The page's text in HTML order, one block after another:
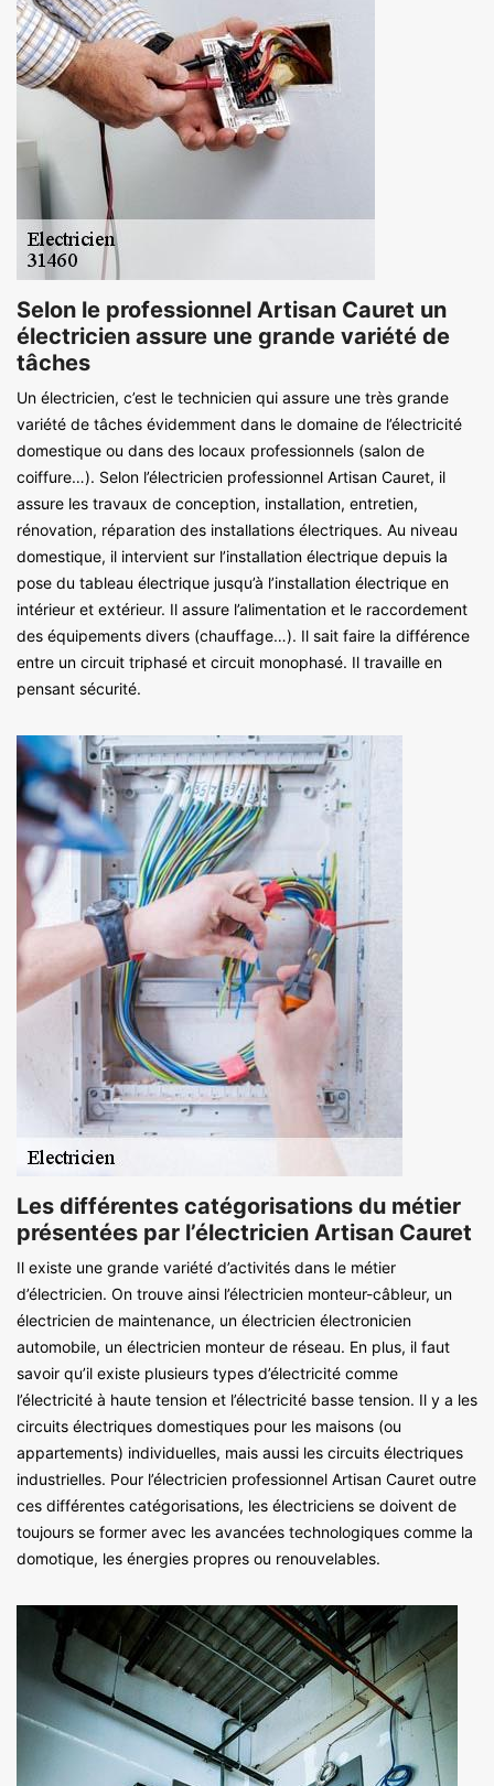
Selon le professionnel Artisan Cauret un
électricien assure une grande variété de
tâches
Un électricien, c’est le technicien qui assure une très grande
variété de tâches évidemment dans le domaine de l’électricité
domestique ou dans des locaux professionnels (salon de
coiffure…). Selon l’électricien professionnel Artisan Cauret, il
assure les travaux de conception, installation, entretien,
rénovation, réparation des installations électriques. Au niveau
domestique, il intervient sur l’installation électrique depuis la
pose du tableau électrique jusqu’à l’installation électrique en
intérieur et extérieur. Il assure l’alimentation et le raccordement
des équipements divers (chauffage…). Il sait faire la différence
entre un circuit triphasé et circuit monophasé. Il travaille en
pensant sécurité.
Les différentes catégorisations du métier
présentées par l’électricien Artisan Cauret
Il existe une grande variété d’activités dans le métier
d’électricien. On trouve ainsi l’électricien monteur-câbleur, un
électricien de maintenance, un électricien électronicien
automobile, un électricien monteur de réseau. En plus, il faut
savoir qu’il existe plusieurs types d’électricité comme
l’électricité à haute tension et l’électricité basse tension. Il y a les
circuits électriques domestiques pour les maisons (ou
appartements) individuelles, mais aussi les circuits électriques
industrielles. Pour l’électricien professionnel Artisan Cauret outre
ces différentes catégorisations, les électriciens se doivent de
toujours se former avec les avancées technologiques comme la
domotique, les énergies propres ou renouvelables.